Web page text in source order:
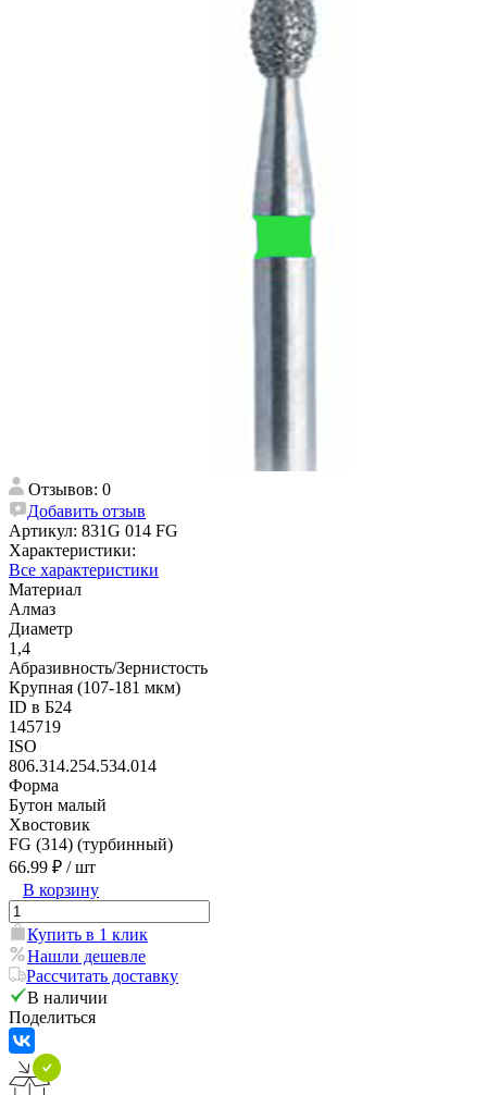
Отзывов: 0
Добавить отзыв
Артикул: 831G 014 FG
Характеристики:
Все характеристики
Материал
Алмаз
Диаметр
1,4
Абразивность/Зернистость
Крупная (107-181 мкм)
ID в Б24
145719
ISO
806.314.254.534.014
Форма
Бутон малый
Хвостовик
FG (314) (турбинный)
66.99 ₽ / шт
В корзину
Купить в 1 клик
Нашли дешевле
Рассчитать доставку
В наличии
Поделиться